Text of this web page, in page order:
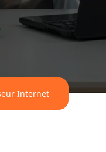
Internet